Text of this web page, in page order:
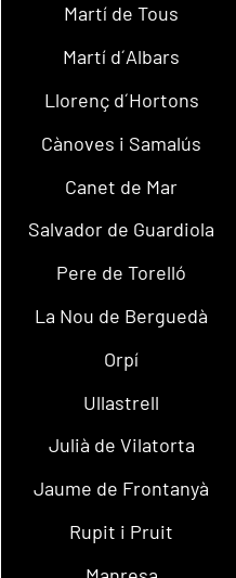
Martí de Tous
Martí d´Albars
Llorenç d´Hortons
Cànoves i Samalús
Canet de Mar
Salvador de Guardiola
Pere de Torelló
La Nou de Berguedà
Orpí
Ullastrell
Julià de Vilatorta
Jaume de Frontanyà
Rupit i Pruit